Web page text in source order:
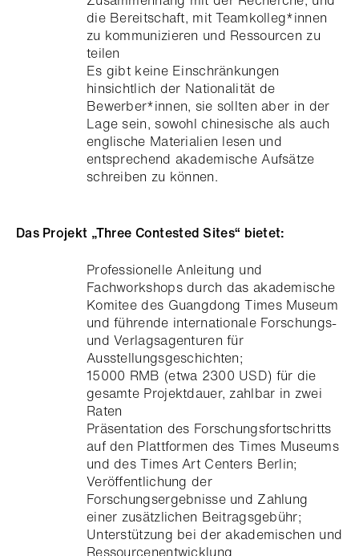
die Bereitschaft, mit Teamkolleg*innen
zu kommunizieren und Ressourcen zu
teilen
Es gibt keine Einschränkungen
hinsichtlich der Nationalität de
Bewerber*innen, sie sollten aber in der
Lage sein, sowohl chinesische als auch
englische Materialien lesen und
entsprechend akademische Aufsätze
schreiben zu können.
Das Projekt „Three Contested Sites“ bietet:
Professionelle Anleitung und
Fachworkshops durch das akademische
Komitee des Guangdong Times Museum
und führende internationale Forschungs-
und Verlagsagenturen für
Ausstellungsgeschichten;
15000 RMB (etwa 2300 USD) für die
gesamte Projektdauer, zahlbar in zwei
Raten
Präsentation des Forschungsfortschritts
auf den Plattformen des Times Museums
und des Times Art Centers Berlin;
Veröffentlichung der
Forschungsergebnisse und Zahlung
einer zusätzlichen Beitragsgebühr;
Unterstützung bei der akademischen und
Ressourcenentwicklung